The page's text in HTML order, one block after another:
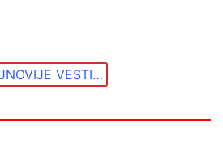
VESTI…